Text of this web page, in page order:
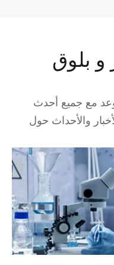
و بلوق
مع جميع أحدث